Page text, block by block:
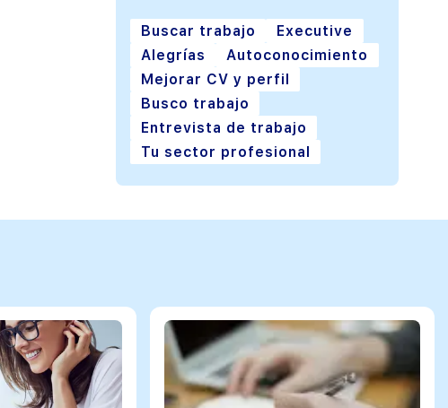
Buscar trabajo
Executive
Alegrías
Autoconocimiento
Mejorar CV y perfil
Busco trabajo
Entrevista de trabajo
Tu sector profesional